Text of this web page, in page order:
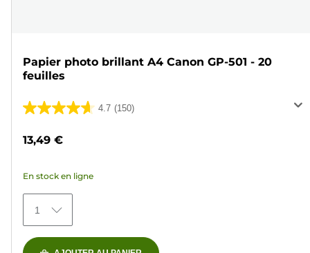
Papier photo brillant A4 Canon GP-501 - 20
feuilles
4.7 (150)
4.7
150
avis
13,49 €
En stock en ligne
1